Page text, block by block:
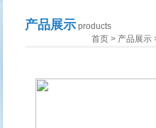
产品展示products
首页> 产品展示